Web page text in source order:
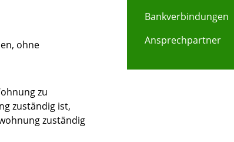
ohne
zu
zuständig ist,
zuständig
Bankverbindungen
Ansprechpartner